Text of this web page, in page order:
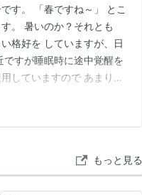
す。 「春ですね～」 とこ
。 暑いのか？それとも
格好を していますが、日
すが睡眠時に途中覚醒を
していますので あまり、
合わせて、花粉症により
もっと見る